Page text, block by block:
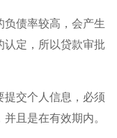
债率较高，会产生
认定，所以贷款审批
交个人信息，必须
且是在有效期内。